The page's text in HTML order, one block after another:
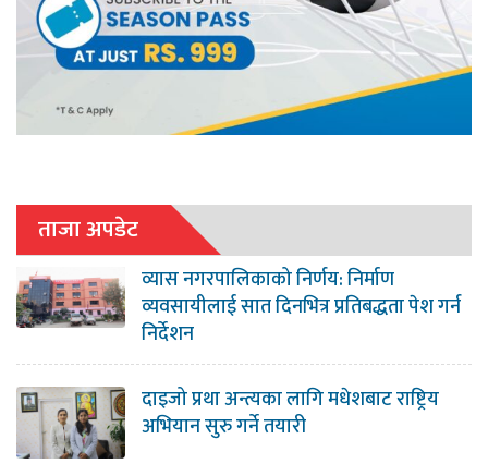
ताजा अपडेट
व्यास नगरपालिकाको निर्णय: निर्माण
व्यवसायीलाई सात दिनभित्र प्रतिबद्धता पेश गर्न
निर्देशन
दाइजो प्रथा अन्त्यका लागि मधेशबाट राष्ट्रिय
अभियान सुरु गर्ने तयारी